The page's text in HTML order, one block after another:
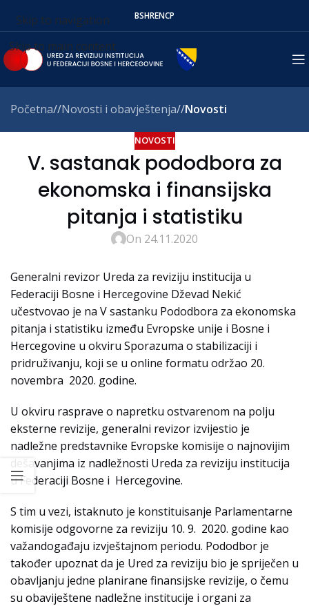
Skip to navigation
Skip to main content
BSHRENСР
Početna/ Novosti i obavještenja/ Novosti
NOVOSTI
V. sastanak pododbora za
ekonomska i finansijska
pitanja i statistiku
On 24.11.2020
Generalni revizor Ureda za reviziju institucija u
Federaciji Bosne i Hercegovine Dževad Nekić
učestvovao je na V sastanku Pododbora za ekonomska
pitanja i statistiku između Evropske unije i Bosne i
Hercegovine u okviru Sporazuma o stabilizaciji i
pridruživanju, koji se u online formatu održao 20.
novembra 2020. godine.
U okviru rasprave o napretku ostvarenom na polju
eksterne revizije, generalni revizor izvijestio je
nadležne predstavnike Evropske komisije o najnovijim
dešavanjima iz nadležnosti Ureda za reviziju institucija
u Federaciji Bosne i Hercegovine.
S tim u vezi, istaknuto je konstituisanje Parlamentarne
komisije odgovorne za reviziju 10. 9. 2020. godine kao
važandogađaju izvještajnom periodu. Pododbor je
također upoznat da je Ured za reviziju bio je spriječen u
obavljanju jedne planirane finansijske revizije, o čemu
su obaviještene nadležne institucije i organi za